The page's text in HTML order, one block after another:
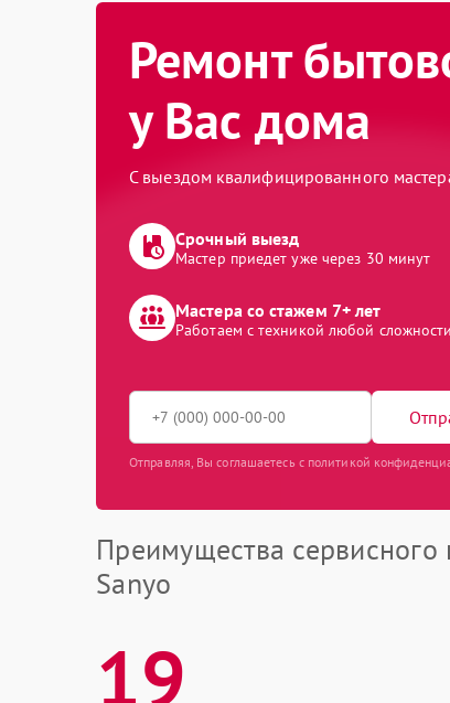
Ремонт
у Вас дома
С выездом квалифицированного
Срочный выезд
Мастер приедет уже через 30 минут
Мастера со стажем 7+ лет
Работаем с техникой любой сложности
Отправляя, Вы соглашаетесь с политикой
Преимущества сервисного
Sanyo
19